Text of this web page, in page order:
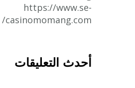
https://www.se-
casinomomang.com/
أحدث التعليقات